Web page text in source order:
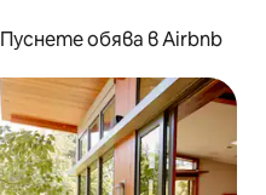
Пуснете обява в Airbnb